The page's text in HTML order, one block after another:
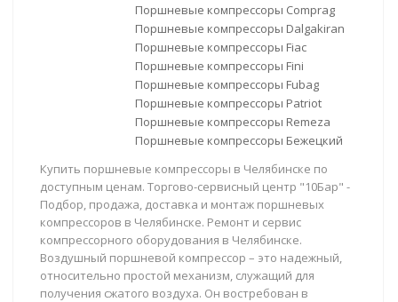
Поршневые компрессоры Comprag
Поршневые компрессоры Dalgakiran
Поршневые компрессоры Fiac
Поршневые компрессоры Fini
Поршневые компрессоры Fubag
Поршневые компрессоры Patriot
Поршневые компрессоры Remeza
Поршневые компрессоры Бежецкий
Купить поршневые компрессоры в Челябинске по
доступным ценам. Торгово-сервисный центр "10Бар" -
Подбор, продажа, доставка и монтаж поршневых
компрессоров в Челябинске. Ремонт и сервис
компрессорного оборудования в Челябинске.
Воздушный поршневой компрессор – это надежный,
относительно простой механизм, служащий для
получения сжатого воздуха. Он востребован в